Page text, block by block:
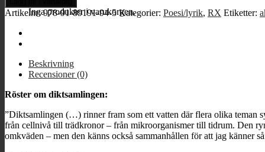
Inga produkter i varukorgen.
till
Träd
mängd
Artikelnr:978-91-89191-94-5 Kategorier: Poesi/lyrik, RX Etiketter:
Beskrivning
Recensioner (0)
Röster om diktsamlingen:
”Diktsamlingen (…) rinner fram som ett vatten där flera olika teman
från cellnivå till trädkronor – från mikroorganismer till tidrum. Den
omkväden – men den känns också sammanhållen för att jag känner